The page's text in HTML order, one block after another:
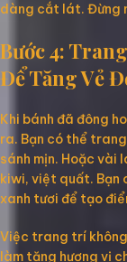
dàng cắt lát. Đừng
Bước 4:
Để Tăng Vẻ
Khi bánh đã đông
ra. Bạn có thể
sánh mịn. Hoặc vài
kiwi, việt quất. Bạn
xanh tươi để tạo
Việc trang trí
làm tăng hương vị